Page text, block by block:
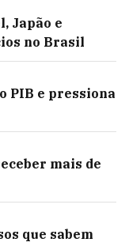
Japão e
no Brasil
PIB e pressiona
mais de
que sabem